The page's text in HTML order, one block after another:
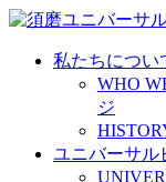
私たちについ
WHO
ジ
ユニバーサル